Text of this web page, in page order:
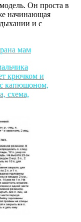
Он проста в
начинающая
и с